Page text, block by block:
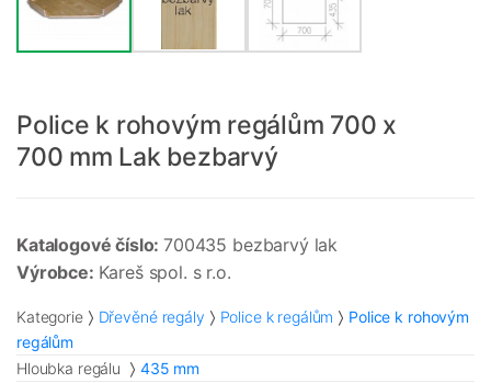
Police k rohovým regálům 700 x
700 mm Lak bezbarvý
Katalogové číslo: 700435 bezbarvý lak
Výrobce: Kareš spol. s r.o.
Kategorie Dřevěné regály Police k regálům
Police k rohovým
regálům
Hloubka regálu
435 mm